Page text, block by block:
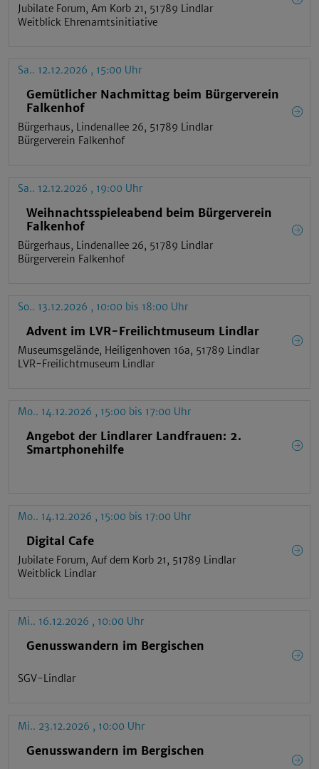
Jubilate Forum, Am Korb 21, 51789 Lindlar
Weitblick Ehrenamtsinitiative
Sa.. 12.12.2026 , 15:00 Uhr
Gemütlicher Nachmittag beim Bürgerverein
Falkenhof
Bürgerhaus, Lindenallee 26, 51789 Lindlar
Bürgerverein Falkenhof
Sa.. 12.12.2026 , 19:00 Uhr
Weihnachtsspieleabend beim Bürgerverein
Falkenhof
Bürgerhaus, Lindenallee 26, 51789 Lindlar
Bürgerverein Falkenhof
So.. 13.12.2026 , 10:00 bis 18:00 Uhr
Advent im LVR-Freilichtmuseum Lindlar
Museumsgelände, Heiligenhoven 16a, 51789 Lindlar
LVR-Freilichtmuseum Lindlar
Mo.. 14.12.2026 , 15:00 bis 17:00 Uhr
Angebot der Lindlarer Landfrauen: 2.
Smartphonehilfe
Mo.. 14.12.2026 , 15:00 bis 17:00 Uhr
Digital Cafe
Jubilate Forum, Auf dem Korb 21, 51789 Lindlar
Weitblick Lindlar
Mi.. 16.12.2026 , 10:00 Uhr
Genusswandern im Bergischen
SGV-Lindlar
Mi.. 23.12.2026 , 10:00 Uhr
Genusswandern im Bergischen